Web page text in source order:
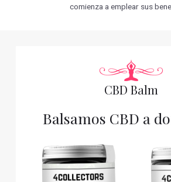
comienza a emplear sus
CBD Balm
Balsamos CBD a